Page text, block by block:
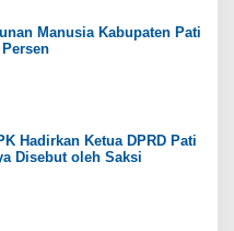
Manusia Kabupaten Pati
Persen
Hadirkan Ketua DPRD Pati
Disebut oleh Saksi